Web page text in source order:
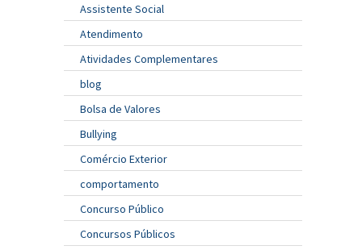
Assistente Social
Atendimento
Atividades Complementares
blog
Bolsa de Valores
Bullying
Comércio Exterior
comportamento
Concurso Público
Concursos Públicos